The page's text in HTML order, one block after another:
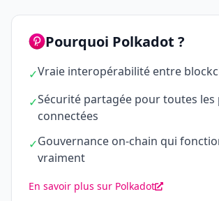
Pourquoi Polkadot ?
✓Vraie interopérabilité entre
✓Sécurité partagée pour toutes les
connectées
✓Gouvernance on-chain qui
vraiment
En savoir plus sur Polkadot